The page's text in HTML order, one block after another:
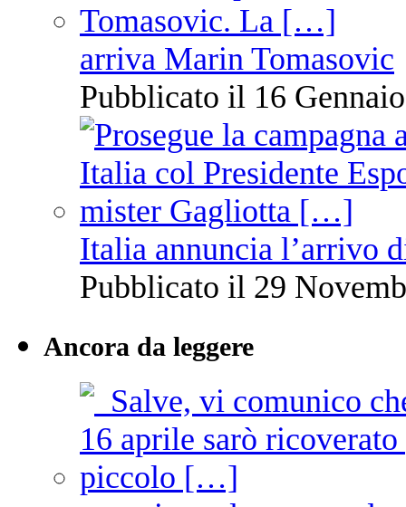
arriva Marin Tomasovic
Pubblicato il 16
Italia annuncia l’arrivo
Pubblicato il 29
Ancora da leggere